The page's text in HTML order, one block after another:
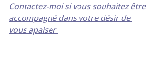
Contactez-moi si vous souhaitez être
accompagné dans votre désir de
vous apaiser